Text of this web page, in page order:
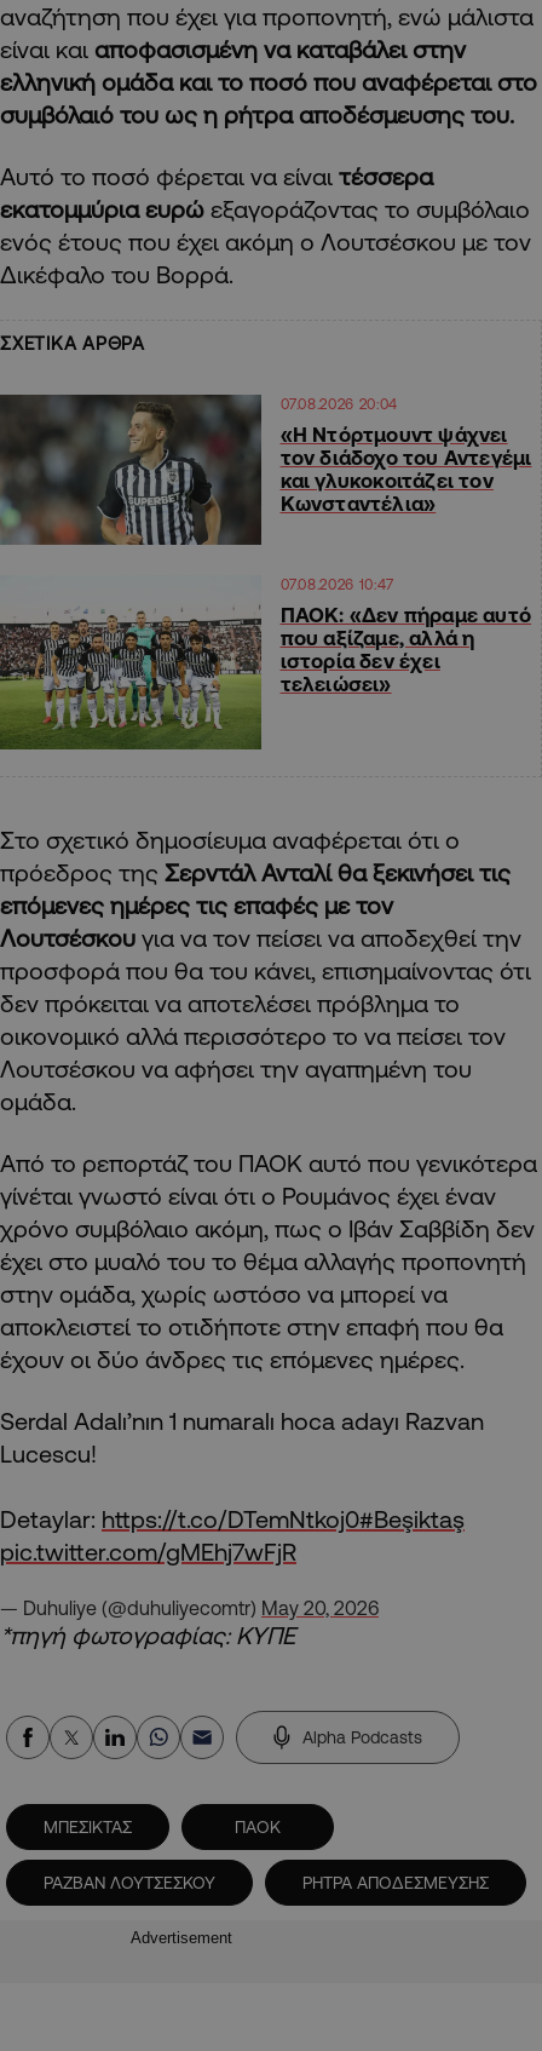
αναζήτηση που έχει για προπονητή, ενώ μάλιστα
είναι και αποφασισμένη να καταβάλει στην
ελληνική ομάδα και το ποσό που αναφέρεται στο
συμβόλαιό του ως η ρήτρα αποδέσμευσης του.
Αυτό το ποσό φέρεται να είναι τέσσερα
εκατομμύρια ευρώ εξαγοράζοντας το συμβόλαιο
ενός έτους που έχει ακόμη ο Λουτσέσκου με τον
Δικέφαλο του Βορρά.
ΣΧΕΤΙΚΑ ΑΡΘΡΑ
07.08.2026 20:04
«Η Ντόρτμουντ ψάχνει
τον διάδοχο του Αντεγέμι
και γλυκοκοιτάζει τον
Κωνσταντέλια»
07.08.2026 10:47
ΠΑΟΚ: «Δεν πήραμε αυτό
που αξίζαμε, αλλά η
ιστορία δεν έχει
τελειώσει»
Στο σχετικό δημοσίευμα αναφέρεται ότι ο
πρόεδρος της Σερντάλ Ανταλί θα ξεκινήσει τις
επόμενες ημέρες τις επαφές με τον
Λουτσέσκου για να τον πείσει να αποδεχθεί την
προσφορά που θα του κάνει, επισημαίνοντας ότι
δεν πρόκειται να αποτελέσει πρόβλημα το
οικονομικό αλλά περισσότερο το να πείσει τον
Λουτσέσκου να αφήσει την αγαπημένη του
ομάδα.
Από το ρεπορτάζ του ΠΑΟΚ αυτό που γενικότερα
γίνέται γνωστό είναι ότι ο Ρουμάνος έχει έναν
χρόνο συμβόλαιο ακόμη, πως ο Ιβάν Σαββίδη δεν
έχει στο μυαλό του το θέμα αλλαγής προπονητή
στην ομάδα, χωρίς ωστόσο να μπορεί να
αποκλειστεί το οτιδήποτε στην επαφή που θα
έχουν οι δύο άνδρες τις επόμενες ημέρες.
Serdal Adalı’nın 1 numaralı hoca adayı Razvan
Lucescu!
Detaylar: https://t.co/DTemNtkoj0#Beşiktaş
pic.twitter.com/gMEhj7wFjR
— Duhuliye (@duhuliyecomtr) May 20, 2026
*πηγή φωτογραφίας: ΚΥΠΕ
Alpha Podcasts
ΜΠΕΣΙΚΤΑΣ ΠΑΟΚ
ΡΑΖΒΑΝ ΛΟΥΤΣΕΣΚΟΥ ΡΗΤΡΑ ΑΠΟΔΕΣΜΕΥΣΗΣ
Advertisement